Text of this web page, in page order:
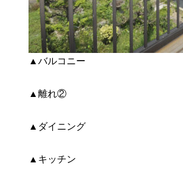
▲バルコニー
▲離れ②
▲ダイニング
▲キッチン